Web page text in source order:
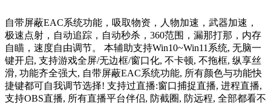
自带屏蔽EAC系统功能，吸取物资，人物加速，武器加速，
极速点射，自动追踪，自动秒杀，360范围，漏那打那，内存
自瞄，速度自由调节。 本辅助支持Win10~Win11系统, 无脑一
键开启, 支持游戏全屏/无边框/窗口化, 不卡顿, 不拖框, 纵享丝
滑, 功能齐全强大, 自带屏蔽EAC系统功能, 所有颜色与功能快
捷键都可自我调节选择! 支持过直播:窗口捕捉直播, 进程直播,
支持OBS直播, 所有直播平台伴侣, 防截圈, 防远程, 全部都看不